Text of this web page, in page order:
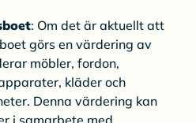
: Om det är aktuellt att
görs en värdering av
möbler, fordon,
kläder och
Denna värdering kan